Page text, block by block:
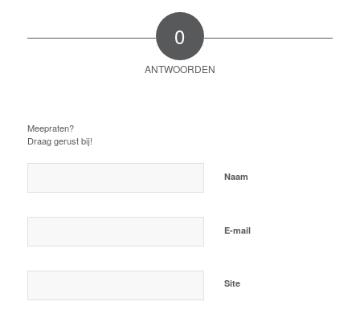
0
ANTWOORDEN
Meepraten?
Draag gerust bij!
Naam
E-mail
Site